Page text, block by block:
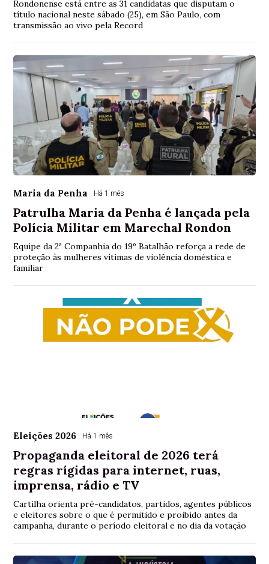
Rondonense está entre as 31 candidatas que disputam o
título nacional neste sábado (25), em São Paulo, com
transmissão ao vivo pela Record
Maria da Penha Há 1 mês
Patrulha Maria da Penha é lançada pela
Polícia Militar em Marechal Rondon
Equipe da 2ª Companhia do 19º Batalhão reforça a rede de
proteção às mulheres vítimas de violência doméstica e
familiar
Eleições 2026 Há 1 mês
Propaganda eleitoral de 2026 terá
regras rígidas para internet, ruas,
imprensa, rádio e TV
Cartilha orienta pré-candidatos, partidos, agentes públicos
e eleitores sobre o que é permitido e proibido antes da
campanha, durante o período eleitoral e no dia da votação